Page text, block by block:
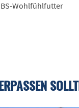
Wohlfühlfutter